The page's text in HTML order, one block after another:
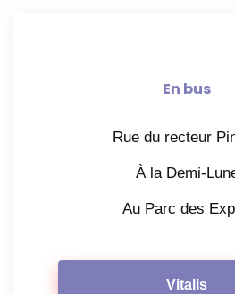
En bus
Rue du recteur
À la Demi-
Au Parc des
Vitalis